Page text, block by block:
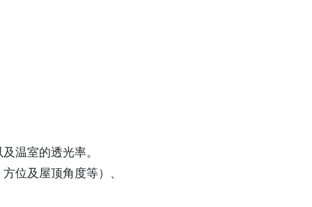
温室的透光率。
位及屋顶角度等）、